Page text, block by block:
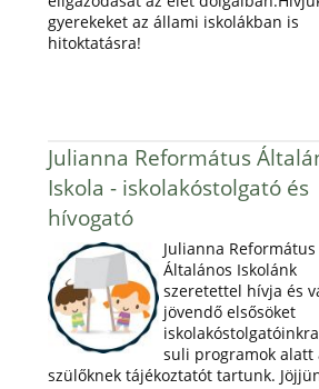
gyerekeket az állami iskolákban is
hitoktatásra!
Julianna Református
Iskola - iskolakóstolgató és
hívogató
Julianna Református
Általános Iskolánk
szeretettel hívja és
jövendő elsősöket
suli programok alatt
szülőknek tájékoztatót tartunk.